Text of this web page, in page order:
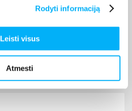
Rodyti informaciją
Leisti visus
Atmesti